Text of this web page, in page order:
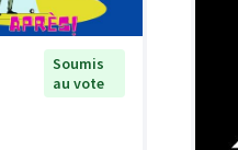
Soumis
au vote